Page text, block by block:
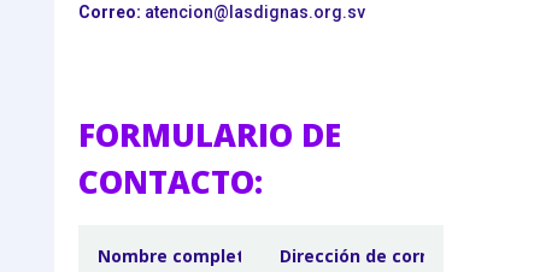
Correo: atencion@lasdignas.org.sv
FORMULARIO DE
CONTACTO: